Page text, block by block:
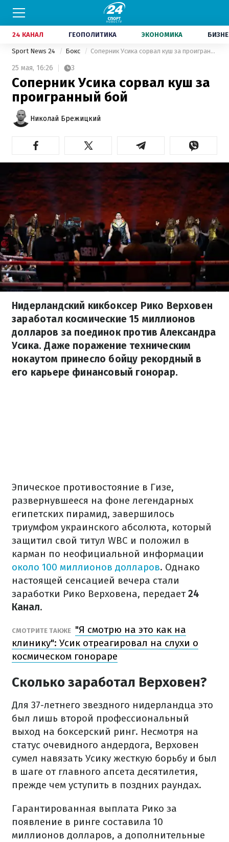
24 КАНАЛ ГЕОПОЛИТИКА ЭКОНОМИКА
Sport News 24 Бокс Соперник Усика сорвал куш за проигранный бой
25 мая, 16:26 3
Соперник Усика сорвал куш за
проигранный бой
Николай Брежицкий
Нидерландский кикбоксер Рико Верховен
заработал космические 15 миллионов
долларов за поединок против Александра
Усика. Даже поражение техническим
нокаутом принесло бойцу рекордный в
его карьере финансовый гонорар.
Эпическое противостояние в Гизе,
развернувшееся на фоне легендарных
египетских пирамид, завершилось
триумфом украинского абсолюта, который
защитил свой титул WBC и положил в
карман по неофициальной информации
около 100 миллионов долларов. Однако
настоящей сенсацией вечера стали
заработки Рико Верховена, передает24
Канал.
СМОТРИТЕ ТАКЖЕ "Я смотрю на это как на
клинику": Усик отреагировал на слухи о
космическом гонораре
Сколько заработал Верховен?
Для 37-летнего звездного нидерландца это
был лишь второй профессиональный
выход на боксерский ринг. Несмотря на
статус очевидного андердога, Верховен
сумел навязать Усику жесткую борьбу и был
в шаге от главного апсета десятилетия,
прежде чем уступить в поздних раундах.
Гарантированная выплата Рико за
появление в ринге составила 10
миллионов долларов, а дополнительные